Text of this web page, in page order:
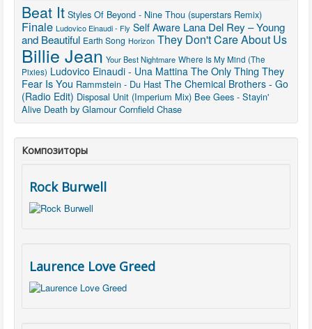
Beat It Styles Of Beyond - Nine Thou (superstars Remix)
Finale Ludovico Einaudi - Fly Self Aware Lana Del Rey – Young
and Beautiful Earth Song Horizon They Don't Care About Us
Billie Jean Your Best Nightmare Where Is My Mind (The
Pixies) Ludovico Einaudi - Una Mattina The Only Thing They
Fear Is You Rammstein - Du Hast The Chemical Brothers - Go
(Radio Edit) Disposal Unit (Imperium Mix) Bee Gees - Stayin'
Alive Death by Glamour Cornfield Chase
Композиторы
Rock Burwell
Laurence Love Greed